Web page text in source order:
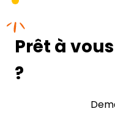
Prêt à
?